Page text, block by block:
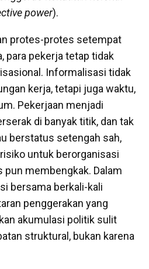
power).
protes-protes setempat
para pekerja tetap tidak
Informalisasi tidak
kerja, tetapi juga waktu,
Pekerjaan menjadi
di banyak titik, dan tak
berstatus setengah sah,
untuk berorganisasi
membengkak. Dalam
bersama berkali-kali
penggerakan yang
akumulasi politik sulit
struktural, bukan karena